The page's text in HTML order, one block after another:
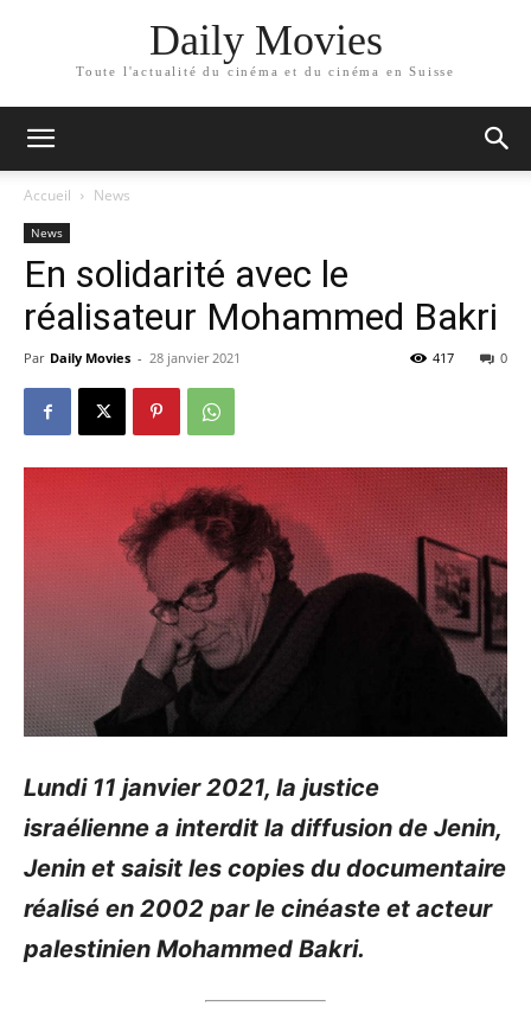
Daily Movies
Toute l'actualité du cinéma et du cinéma en Suisse
Accueil News
News
En solidarité avec le
réalisateur Mohammed Bakri
Par Daily Movies - 28 janvier 2021 0
417
Lundi 11 janvier 2021, la justice
israélienne a interdit la diffusion de Jenin,
Jenin et saisit les copies du documentaire
réalisé en 2002 par le cinéaste et acteur
palestinien Mohammed Bakri.